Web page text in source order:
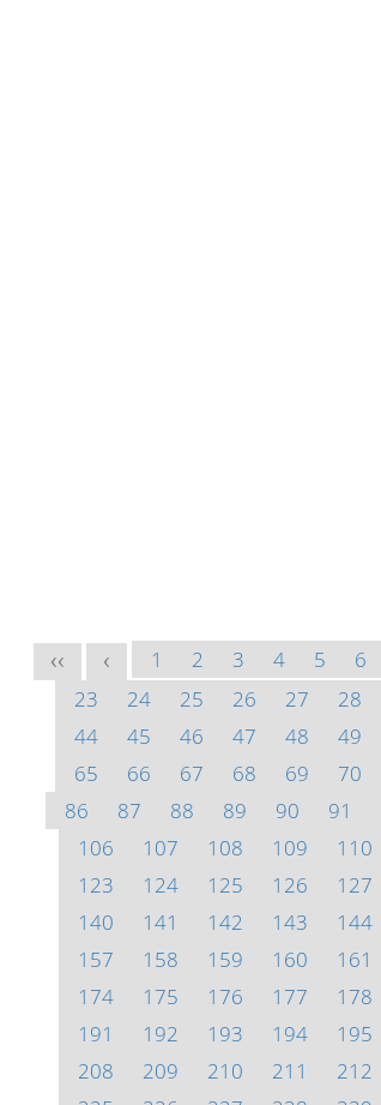
<< < 1 2 3 4 5 6
23
24 25 26 27 28
44
45 46 47 48 49
65
66 67 68 69 70
86
87 88 89 90 91
106
107 108 109 110
123
124 125 126 127
140
141 142 143 144
157
158 159 160 161
174
175 176 177 178
191
192 193 194 195
208
209 210 211 212